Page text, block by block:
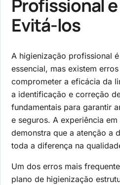
Profissional
Evitá-los
A higienização profissional
essencial, mas existem
comprometer a eficácia da
a identificação e correção
fundamentais para garantir
e seguros. A experiência
demonstra que a atenção a
toda a diferença na
Um dos erros mais
plano de higienização